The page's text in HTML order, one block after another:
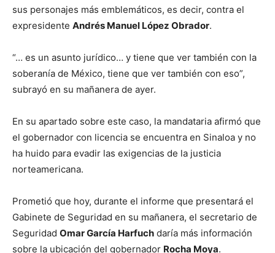
sus personajes más emblemáticos, es decir, contra el
expresidente Andrés Manuel López Obrador.
“… es un asunto jurídico… y tiene que ver también con la
soberanía de México, tiene que ver también con eso”,
subrayó en su mañanera de ayer.
En su apartado sobre este caso, la mandataria afirmó que
el gobernador con licencia se encuentra en Sinaloa y no
ha huido para evadir las exigencias de la justicia
norteamericana.
Prometió que hoy, durante el informe que presentará el
Gabinete de Seguridad en su mañanera, el secretario de
Seguridad Omar García Harfuch daría más información
sobre la ubicación del gobernador Rocha Moya.